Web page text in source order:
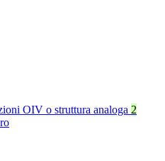
OIV o struttura analoga 2